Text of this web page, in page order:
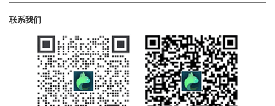
联系我们